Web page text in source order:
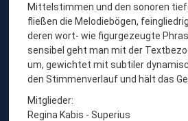
Mittelstimmen und den sonoren
fließen die Melodiebögen,
deren wort- wie figurgezeugte
sensibel geht man mit der
um, gewichtet mit subtiler
den Stimmenverlauf und hält das
Mitglieder:
Regina Kabis - Superius